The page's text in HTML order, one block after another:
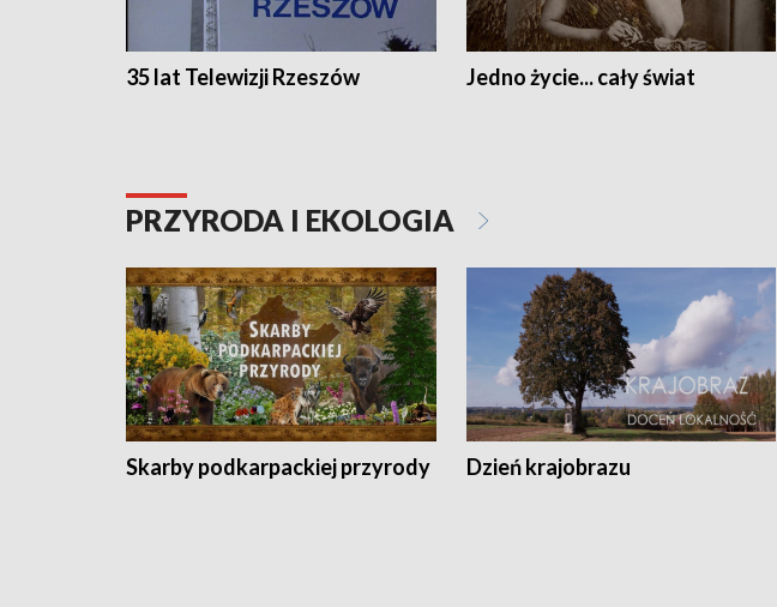
35 lat Telewizji Rzeszów Jedno życie... cały świat
PRZYRODA I EKOLOGIA
Skarby podkarpackiej przyrody Dzień krajobrazu